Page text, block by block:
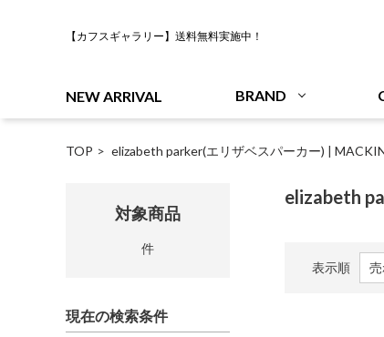
【カフスギャラリー】送料無料実施中！
NEW ARRIVAL BRAND
TOP elizabeth parker(エリザベスパーカー) |
対象商品
件
現在の検索条件
elizabeth
表示順